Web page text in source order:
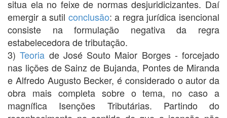
situa ela no feixe de normas desjuridicizantes. Daí
emergir a sutil conclusão: a regra jurídica isencional
consiste na formulação negativa da regra
estabelecedora de tributação.
3)Teoria de José Souto Maior Borges - forcejado
nas lições de Sainz de Bujanda, Pontes de Miranda
e Alfredo Augusto Becker, é considerado o autor da
obra mais completa sobre o tema, no caso a
magnífica Isenções Tributárias. Partindo do